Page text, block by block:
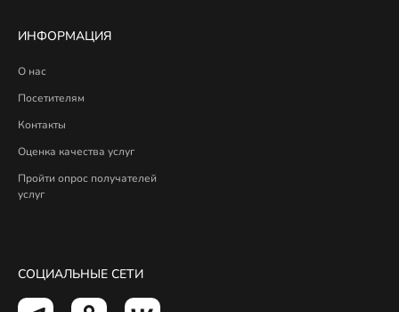
ИНФОРМАЦИЯ
О нас
Посетителям
Контакты
Оценка качества услуг
Пройти опрос получателей
услуг
СОЦИАЛЬНЫЕ СЕТИ